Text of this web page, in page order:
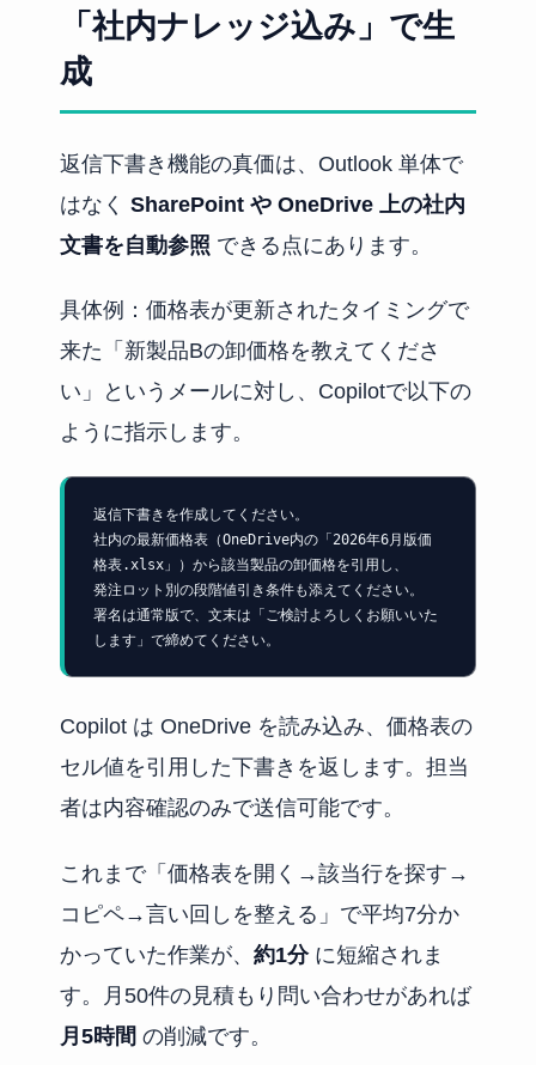
「社内ナレッジ込み」で生
成
返信下書き機能の真価は、Outlook 単体で
はなくSharePoint や OneDrive 上の社内
文書を自動参照 できる点にあります。
具体例：価格表が更新されたタイミングで
来た「新製品Bの卸価格を教えてくださ
い」というメールに対し、Copilotで以下の
ように指示します。
返信下書きを作成してください。
社内の最新価格表（OneDrive内の「2026年6月版価
格表.xlsx」）から該当製品の卸価格を引用し、
発注ロット別の段階値引き条件も添えてください。
署名は通常版で、文末は「ご検討よろしくお願いいた
します」で締めてください。
Copilot は OneDrive を読み込み、価格表の
セル値を引用した下書きを返します。担当
者は内容確認のみで送信可能です。
これまで「価格表を開く→該当行を探す→
コピペ→言い回しを整える」で平均7分か
かっていた作業が、約1分に短縮されま
す。月50件の見積もり問い合わせがあれば
月5時間 の削減です。